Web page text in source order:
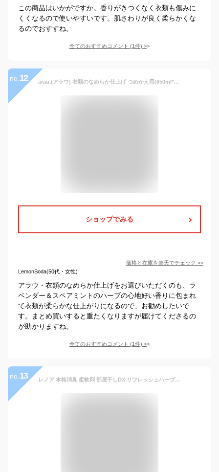
この商品はいかがですか。香りがきつくなく衣類も傷みに
くくなるので使いやすいです。肌さわりが良く柔らかくな
るのでおすすね。
全てのおすすめコメント (1件) >
no. 12 arau.(アラウ) 衣類のなめらか仕上げ つめかえ用(650ml*12袋セット)【アラウ．(arau．)】
ショップでみる
価格と在庫を楽天でチェック >>
LemonSoda(50代・女性)
アラウ・衣類のなめらか仕上げをお選びいただくのも、ラ
ベンダー＆スペアミントのハーブの心地好い香りに包まれ
て衣類が柔らかな仕上がりになるので、お勧めしたいで
す。まとめ買いすると重たくなりますが届けてくださるの
が助かりますね。
全てのおすすめコメント (1件) >
no. 13 レノア 本格消臭 柔軟剤 部屋干しDX リフレッシュハーブ 本体(530mL)